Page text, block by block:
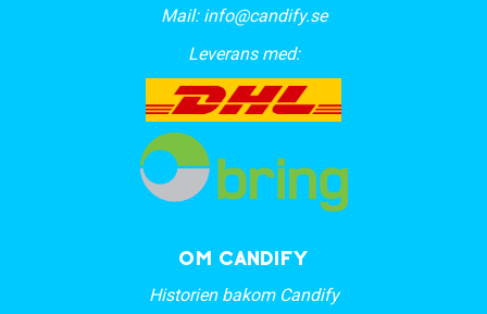
Mail: info@candify.se
Leverans med:
OM CANDIFY
Historien bakom Candify